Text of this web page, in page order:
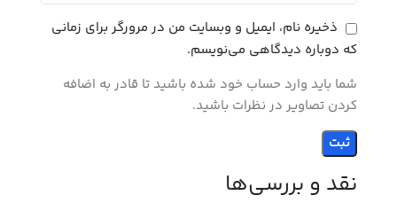
نقد و بررسی‌ها
ذخیره نام، ایمیل و وبسایت من در مرورگر برای زمانی
که دوباره دیدگاهی می‌نویسم.
شما باید وارد حساب خود شده باشید تا قادر به اضافه
کردن تصاویر در نظرات باشید.